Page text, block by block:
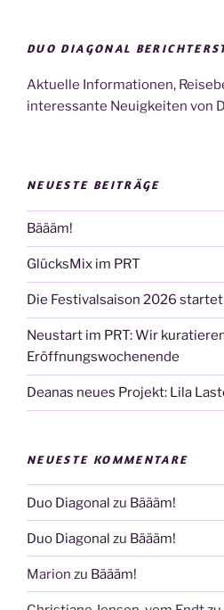
DUO DIAGONAL
Aktuelle Informationen,
interessante Neuigkeiten von
NEUESTE BEITRÄGE
Bäääm!
GlücksMix im PRT
Die Festivalsaison 2026 startet
Neustart im PRT: Wir
Eröffnungswochenende
Deanas neues Projekt: Lila
NEUESTE KOMMENTARE
Duo Diagonal zu Bäääm!
Duo Diagonal zu Bäääm!
Marion zu Bäääm!